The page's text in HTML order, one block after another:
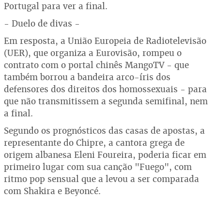
Portugal para ver a final.
- Duelo de divas -
Em resposta, a União Europeia de Radiotelevisão
(UER), que organiza a Eurovisão, rompeu o
contrato com o portal chinês MangoTV - que
também borrou a bandeira arco-íris dos
defensores dos direitos dos homossexuais - para
que não transmitissem a segunda semifinal, nem
a final.
Segundo os prognósticos das casas de apostas, a
representante do Chipre, a cantora grega de
origem albanesa Eleni Foureira, poderia ficar em
primeiro lugar com sua canção "Fuego", com
ritmo pop sensual que a levou a ser comparada
com Shakira e Beyoncé.